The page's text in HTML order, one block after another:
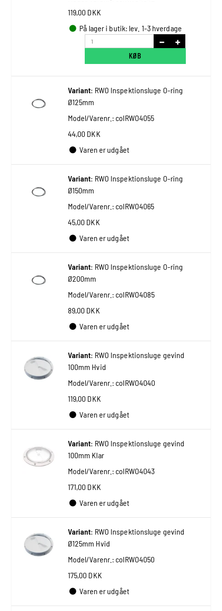
119,00 DKK
På lager i butik: lev. 1-3 hverdage
KØB
Variant: RWO Inspektionsluge O-ring
Ø125mm
Model/Varenr.: colRWO4055
44,00 DKK
Varen er udgået
Variant: RWO Inspektionsluge O-ring
Ø150mm
Model/Varenr.: colRWO4065
45,00 DKK
Varen er udgået
Variant: RWO Inspektionsluge O-ring
Ø200mm
Model/Varenr.: colRWO4085
89,00 DKK
Varen er udgået
Variant: RWO Inspektionsluge gevind
100mm Hvid
Model/Varenr.: colRWO4040
119,00 DKK
Varen er udgået
Variant: RWO Inspektionsluge gevind
100mm Klar
Model/Varenr.: colRWO4043
171,00 DKK
Varen er udgået
Variant: RWO Inspektionsluge gevind
Ø125mm Hvid
Model/Varenr.: colRWO4050
175,00 DKK
Varen er udgået